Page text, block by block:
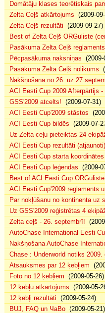
Domātāju klases teorētiskais
Zelta Ceļš atkārtojums (2009-
Zelta Ceļš rezultāti (2009-09-27)
Best of Zelta Ceļš ORGuliste
Pasākuma Zelta Ceļš reglaments
Pēcpasākuma naksniņas (2009-
Pasākuma Zelta Ceļš nolikums
Nakšņošana no 26. uz
ACI Eesti Cup 2009 Afterpārtijs -
GSS'2009 atcelts! (2009-07-31)
ACI Eesti Cup'2009 stāstos
ACI Eesti Cup bildēs (2009-07-
Uz Zelta ceļu pieteiktas 24
ACI Eesti Cup rezultāti (atjaunoti)
ACI Eesti Cup starta koordinātes
ACI Eesti Cup leģendas (2009-
Best of ACI Eesti Cup
ACI Eesti Cup'2009 reglaments
Par nokļūšanu no kontinenta uz
Uz GSS'2009 reģistrētas 4
Zelta ceļš - 26. septembrī!
AutoChase International Eesti
Nakšņošana AutoChase
Chase : Underworld notiks 2009.
Atsauksmes par 12 ķebļiem
Foto no 12 ķebļiem (2009-05-26)
12 ķebļu atkārtojums (2009-05-
12 ķebļi rezultāti (2009-05-24)
BUJ, FAQ un ЧаВо (2009-05-21)